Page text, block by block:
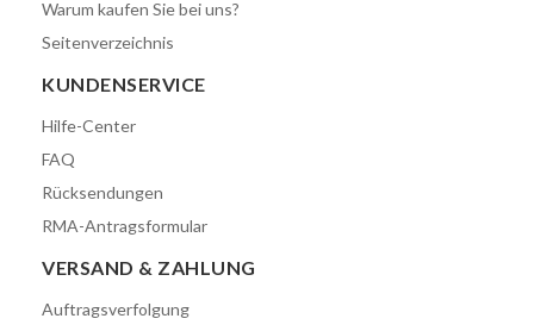
Warum kaufen Sie bei uns?
Seitenverzeichnis
KUNDENSERVICE
Hilfe-Center
FAQ
Rücksendungen
RMA-Antragsformular
VERSAND & ZAHLUNG
Auftragsverfolgung